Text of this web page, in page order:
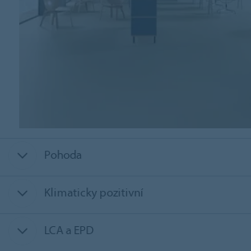
Pohoda
Klimaticky pozitivní
LCA a EPD